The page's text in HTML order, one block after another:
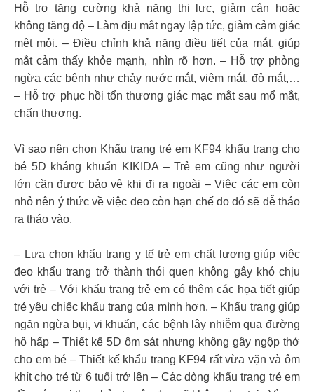
Hỗ trợ tăng cường khả năng thị lực, giảm cận hoặc
không tăng độ – Làm dịu mắt ngay lập tức, giảm cảm giác
mệt mỏi. – Điều chỉnh khả năng điều tiết của mắt, giúp
mắt cảm thấy khỏe mạnh, nhìn rõ hơn. – Hỗ trợ phòng
ngừa các bệnh như chảy nước mắt, viêm mắt, đỏ mắt,…
– Hỗ trợ phục hồi tổn thương giác mạc mắt sau mổ mắt,
chấn thương.
Vì sao nên chọn Khẩu trang trẻ em KF94 khẩu trang cho
bé 5D kháng khuẩn KIKIDA – Trẻ em cũng như người
lớn cần được bảo vệ khi đi ra ngoài – Việc các em còn
nhỏ nên ý thức về việc đeo còn hạn chế do đó sẽ dễ tháo
ra tháo vào.
– Lựa chọn khẩu trang y tế trẻ em chất lượng giúp việc
đeo khẩu trang trở thành thói quen không gây khó chịu
với trẻ – Với khẩu trang trẻ em có thêm các họa tiết giúp
trẻ yêu chiếc khẩu trang của mình hơn. – Khẩu trang giúp
ngăn ngừa bụi, vi khuẩn, các bệnh lây nhiễm qua đường
hô hấp – Thiết kế 5D ôm sát nhưng không gây ngộp thở
cho em bé – Thiết kế khẩu trang KF94 rất vừa vặn và ôm
khít cho trẻ từ 6 tuổi trở lên – Các dòng khẩu trang trẻ em